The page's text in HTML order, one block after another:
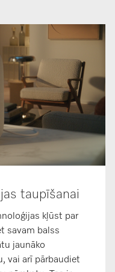
taupīšanai
kļūst par
savam balss
jaunāko
vai arī pārbaudiet